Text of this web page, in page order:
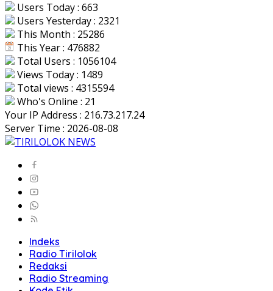
Users Today : 663
Users Yesterday : 2321
This Month : 25286
This Year : 476882
Total Users : 1056104
Views Today : 1489
Total views : 4315594
Who's Online : 21
Your IP Address : 216.73.217.24
Server Time : 2026-08-08
Indeks
Radio Tirilolok
Redaksi
Radio Streaming